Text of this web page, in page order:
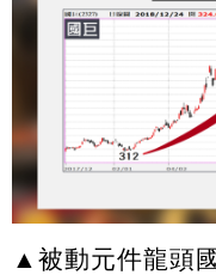
▲被動元件龍頭